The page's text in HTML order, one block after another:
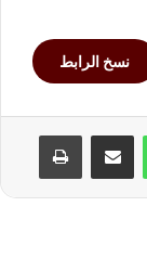
نسخ الرابط
واتساب